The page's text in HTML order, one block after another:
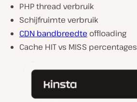
PHP thread verbruik
Schijfruimte verbruik
CDN bandbreedte offloading
Cache HIT vs MISS percentages